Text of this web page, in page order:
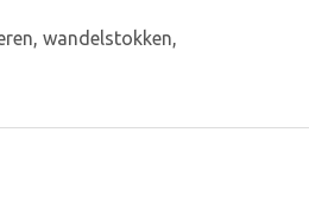
wandelstokken,